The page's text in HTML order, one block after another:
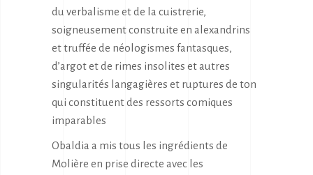
du verbalisme et de la cuistrerie,
soigneusement construite en alexandrins
et truffée de néologismes fantasques,
d’argot et de rimes insolites et autres
singularités langagières et ruptures de ton
qui constituent des ressorts comiques
imparables
Obaldia a mis tous les ingrédients de
Molière en prise directe avec les